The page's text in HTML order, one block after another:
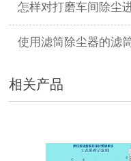
怎样对打磨车间除尘
使用滤筒除尘器的滤
相关产品